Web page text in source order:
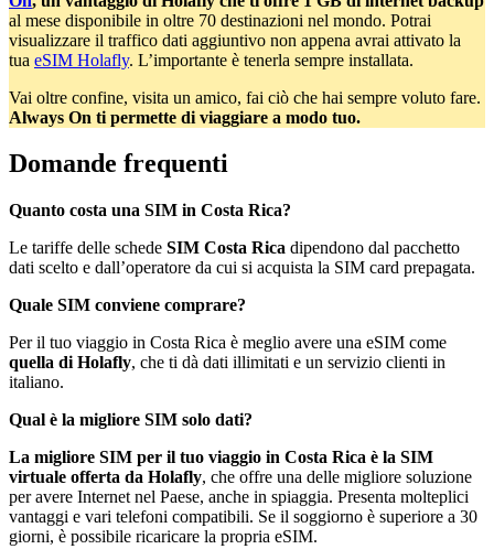
al mese disponibile in oltre 70 destinazioni nel mondo. Potrai
visualizzare il traffico dati aggiuntivo non appena avrai attivato la
tua eSIM Holafly. L’importante è tenerla sempre installata.
Vai oltre confine, visita un amico, fai ciò che hai sempre voluto fare.
Always On ti permette di viaggiare a modo tuo.
Domande frequenti
Quanto costa una SIM in Costa Rica?
Le tariffe delle schede SIM Costa Rica dipendono dal pacchetto
dati scelto e dall’operatore da cui si acquista la SIM card prepagata.
Quale SIM conviene comprare?
Per il tuo viaggio in Costa Rica è meglio avere una eSIM come
quella di Holafly, che ti dà dati illimitati e un servizio clienti in
italiano.
Qual è la migliore SIM solo dati?
La migliore SIM per il tuo viaggio in Costa Rica è la SIM
virtuale offerta da Holafly, che offre una delle migliore soluzione
per avere Internet nel Paese, anche in spiaggia. Presenta molteplici
vantaggi e vari telefoni compatibili. Se il soggiorno è superiore a 30
giorni, è possibile ricaricare la propria eSIM.